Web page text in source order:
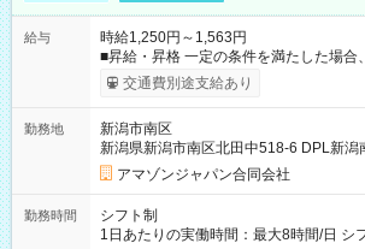
給与
時給1,250円～1,563円
■昇給・昇格 一定の条件を満たした場合
まで昇給の機会があります。 ■正社員登用制度あり ※月末締/翌
月25日支払い ※時間外手当、別途支給
☆Amazon直雇用で安定して働けます！ 【試用期間】試用期間
あり 試用期間の長さ：1週間 雇用形態、
です。
交通費別途支給あり
勤務地
新潟市南区
新潟県新潟市南区北田中518-6 DPL新潟
アマゾンジャパン合同会社
勤務時間
シフト制
1日あたりの実働時間：最大8時間/日 シ